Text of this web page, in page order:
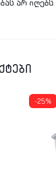
არ იღებს.
-25%